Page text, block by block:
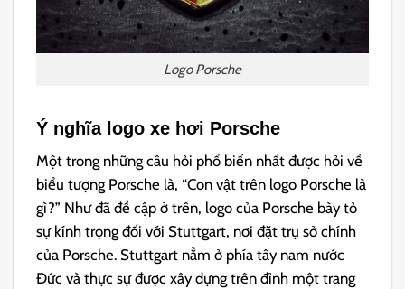
Logo Porsche
Ý nghĩa logo xe hơi Porsche
Một trong những câu hỏi phổ biến nhất được hỏi về
biểu tượng Porsche là, “Con vật trên logo Porsche là
gì?” Như đã đề cập ở trên, logo của Porsche bày tỏ
sự kính trọng đối với Stuttgart, nơi đặt trụ sở chính
của Porsche. Stuttgart nằm ở phía tây nam nước
Đức và thực sự được xây dựng trên đỉnh một trang